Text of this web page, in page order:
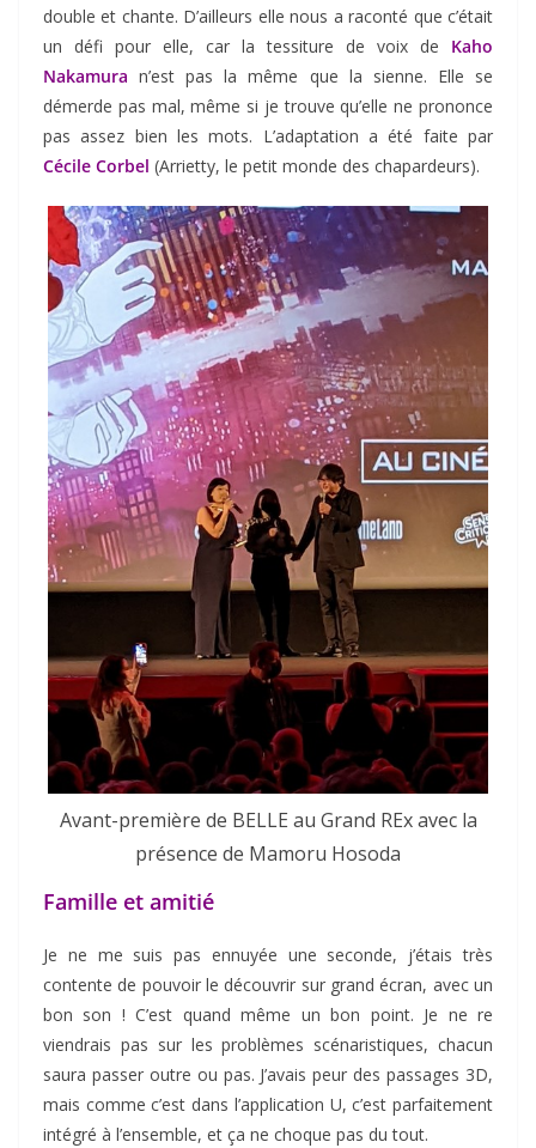
double et chante. D’ailleurs elle nous a raconté que c’était
un défi pour elle, car la tessiture de voix de Kaho
Nakamura n’est pas la même que la sienne. Elle se
démerde pas mal, même si je trouve qu’elle ne prononce
pas assez bien les mots. L’adaptation a été faite par
Cécile Corbel (Arrietty, le petit monde des chapardeurs).
Avant-première de BELLE au Grand REx avec la
présence de Mamoru Hosoda
Famille et amitié
Je ne me suis pas ennuyée une seconde, j’étais très
contente de pouvoir le découvrir sur grand écran, avec un
bon son ! C’est quand même un bon point. Je ne re
viendrais pas sur les problèmes scénaristiques, chacun
saura passer outre ou pas. J’avais peur des passages 3D,
mais comme c’est dans l’application U, c’est parfaitement
intégré à l’ensemble, et ça ne choque pas du tout.